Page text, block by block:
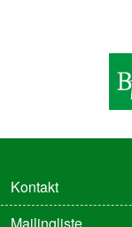
Kontakt
Mailingliste